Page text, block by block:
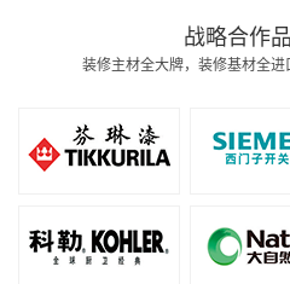
战略合作
装修主材全大牌，装修基材全